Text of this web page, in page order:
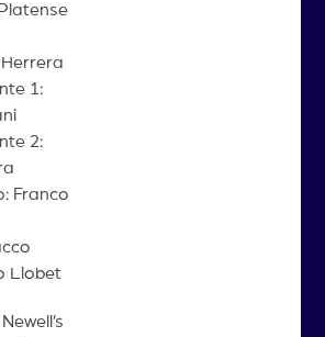
1:
2:
Franco
Llobet